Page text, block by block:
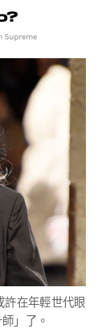
在年輕世代眼
」了。